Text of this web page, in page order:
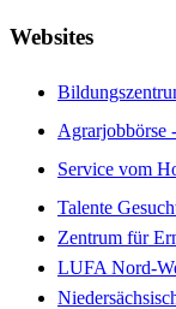
Websites
Agrarjobbörse
Service vom
Talente
Zentrum für
LUFA Nord-